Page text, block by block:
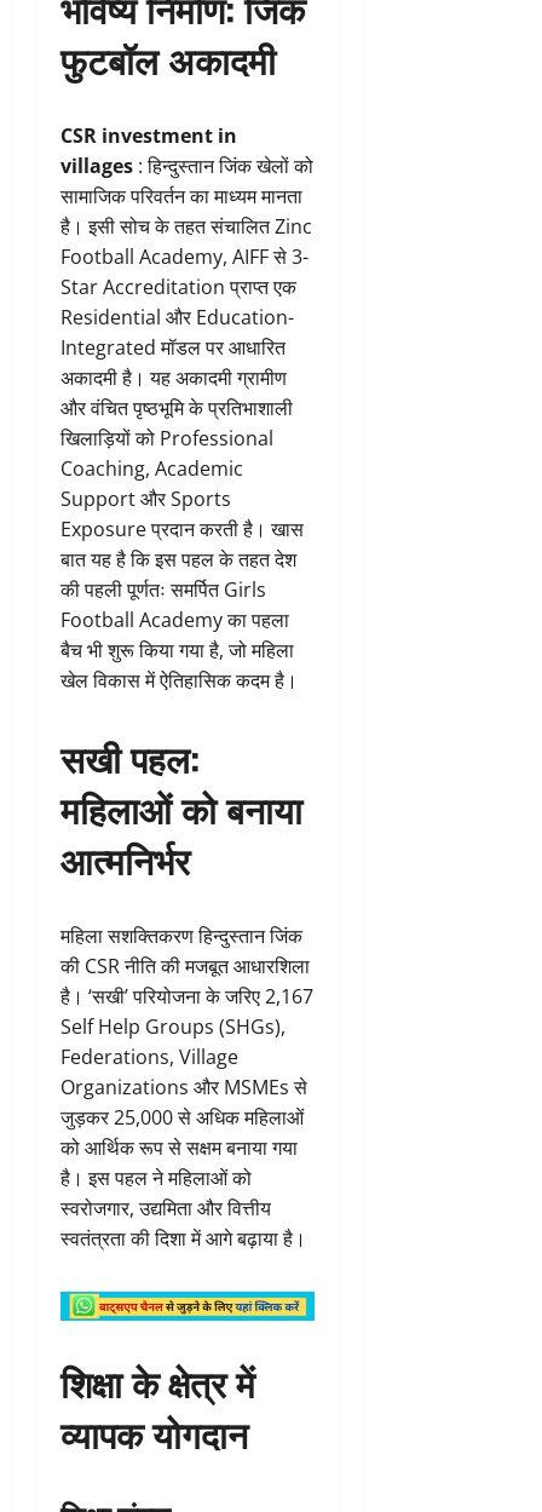
फुटबॉल अकादमी
CSR investment in
villages : हिन्दुस्तान जिंक खेलों को
सामाजिक परिवर्तन का माध्यम मानता
है। इसी सोच के तहत संचालित Zinc
Football Academy, AIFF से 3-
Star Accreditation प्राप्त एक
Residential और Education-
Integrated मॉडल पर आधारित
अकादमी है। यह अकादमी ग्रामीण
और वंचित पृष्ठभूमि के प्रतिभाशाली
खिलाड़ियों को Professional
Coaching, Academic
Support और Sports
Exposure प्रदान करती है। खास
बात यह है कि इस पहल के तहत देश
की पहली पूर्णतः समर्पित Girls
Football Academy का पहला
बैच भी शुरू किया गया है, जो महिला
खेल विकास में ऐतिहासिक कदम है।
सखी पहल:
महिलाओं को बनाया
आत्मनिर्भर
महिला सशक्तिकरण हिन्दुस्तान जिंक
की CSR नीति की मजबूत आधारशिला
है। ‘सखी’ परियोजना के जरिए 2,167
Self Help Groups (SHGs),
Federations, Village
Organizations और MSMEs से
जुड़कर 25,000 से अधिक महिलाओं
को आर्थिक रूप से सक्षम बनाया गया
है। इस पहल ने महिलाओं को
स्वरोजगार, उद्यमिता और वित्तीय
स्वतंत्रता की दिशा में आगे बढ़ाया है।
शिक्षा के क्षेत्र में
व्यापक योगदान